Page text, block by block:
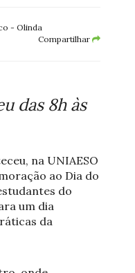
- Olinda
Compartilhar
das 8h às
na UNIAESO
ao Dia do
do
um dia
da